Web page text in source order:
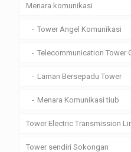
Menara komunikasi
Tower Angel Komunikasi
Telecommunication Tower
Laman Bersepadu Tower
Menara Komunikasi tiub
Tower Electric Transmission
Tower sendiri Sokongan